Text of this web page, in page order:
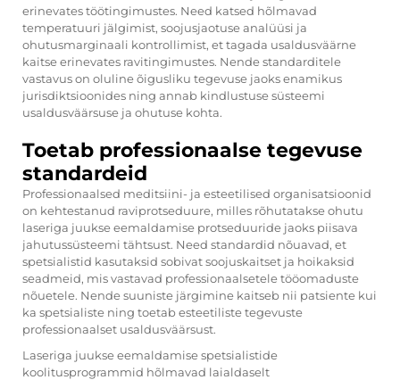
erinevates töötingimustes. Need katsed hõlmavad
temperatuuri jälgimist, soojusjaotuse analüüsi ja
ohutusmarginaali kontrollimist, et tagada usaldusväärne
kaitse erinevates ravitingimustes. Nende standarditele
vastavus on oluline õigusliku tegevuse jaoks enamikus
jurisdiktsioonides ning annab kindlustuse süsteemi
usaldusväärsuse ja ohutuse kohta.
Toetab professionaalse tegevuse
standardeid
Professionaalsed meditsiini- ja esteetilised organisatsioonid
on kehtestanud raviprotseduure, milles rõhutatakse ohutu
laseriga juukse eemaldamise protseduuride jaoks piisava
jahutussüsteemi tähtsust. Need standardid nõuavad, et
spetsialistid kasutaksid sobivat soojuskaitset ja hoikaksid
seadmeid, mis vastavad professionaalsetele tööomaduste
nõuetele. Nende suuniste järgimine kaitseb nii patsiente kui
ka spetsialiste ning toetab esteetiliste tegevuste
professionaalset usaldusväärsust.
Laseriga juukse eemaldamise spetsialistide
koolitusprogrammid hõlmavad laialdaselt